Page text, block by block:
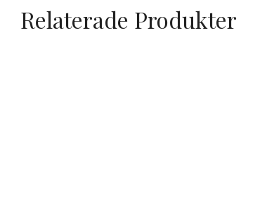
Relaterade Produkter